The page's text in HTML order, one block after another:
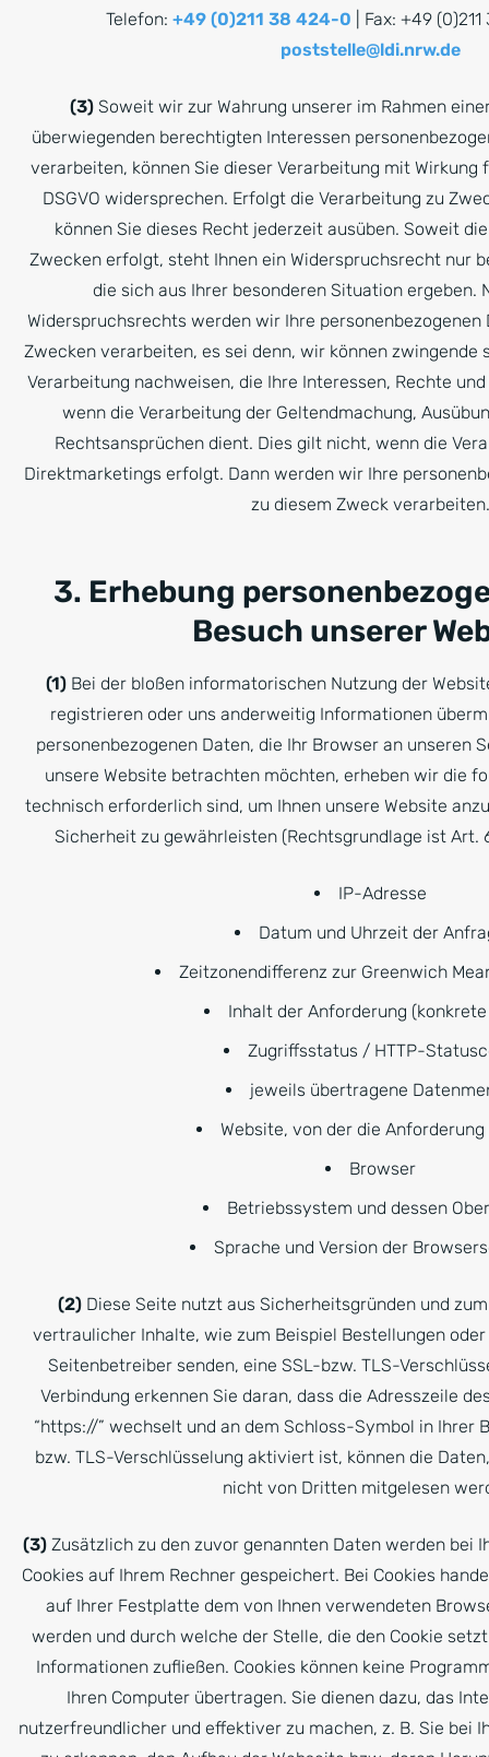
Telefon: +49 (0)211 38 424-0 | Fax: +49
poststelle@ldi.nrw.de
(3) Soweit wir zur Wahrung unserer im Rahmen
überwiegenden berechtigten Interessen
verarbeiten, können Sie dieser Verarbeitung mit Wirkung
DSGVO widersprechen. Erfolgt die Verarbeitung zu
können Sie dieses Recht jederzeit ausüben. Soweit
Zwecken erfolgt, steht Ihnen ein Widerspruchsrecht nur
die sich aus Ihrer besonderen Situation ergeben.
Widerspruchsrechts werden wir Ihre
Zwecken verarbeiten, es sei denn, wir können zwingende
Verarbeitung nachweisen, die Ihre Interessen, Rechte
wenn die Verarbeitung der Geltendmachung,
Rechtsansprüchen dient. Dies gilt nicht, wenn die
Direktmarketings erfolgt. Dann werden wir Ihre
zu diesem Zweck verarbeiten.
3. Erhebung
Besuch unserer
(1)Bei der bloßen informatorischen Nutzung der
registrieren oder uns anderweitig Informationen
personenbezogenen Daten, die Ihr Browser an unseren
unsere Website betrachten möchten, erheben wir die
technisch erforderlich sind, um Ihnen unsere Website
Sicherheit zu gewährleisten (Rechtsgrundlage ist Art. 6
IP-Adresse
Datum und Uhrzeit der
Zeitzonendifferenz zur Greenwich
Inhalt der Anforderung
Zugriffsstatus / HTTP-
jeweils übertragene
Website, von der die
Browser
Betriebssystem und dessen
Sprache und Version der
(2) Diese Seite nutzt aus Sicherheitsgründen und
vertraulicher Inhalte, wie zum Beispiel Bestellungen
Seitenbetreiber senden, eine SSL-bzw. TLS-
Verbindung erkennen Sie daran, dass die Adresszeile
“https://” wechselt und an dem Schloss-Symbol in Ihrer
bzw. TLS-Verschlüsselung aktiviert ist, können die
nicht von Dritten mitgelesen
(3)Zusätzlich zu den zuvor genannten Daten werden bei
Cookies auf Ihrem Rechner gespeichert. Bei Cookies
auf Ihrer Festplatte dem von Ihnen verwendeten
werden und durch welche der Stelle, die den Cookie
Informationen zufließen. Cookies können keine
Ihren Computer übertragen. Sie dienen dazu, das
nutzerfreundlicher und effektiver zu machen, z. B. Sie bei